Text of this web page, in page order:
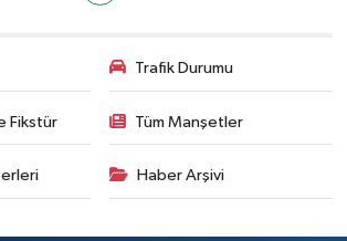
Trafik Durumu
Fikstür Tüm Manşetler
Haber Arşivi